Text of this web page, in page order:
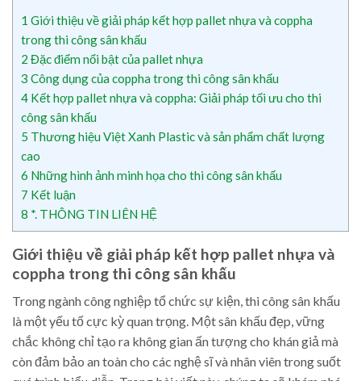
1 Giới thiệu về giải pháp kết hợp pallet nhựa và coppha
trong thi công sân khấu
2 Đặc điểm nổi bật của pallet nhựa
3 Công dụng của coppha trong thi công sân khấu
4 Kết hợp pallet nhựa và coppha: Giải pháp tối ưu cho thi
công sân khấu
5 Thương hiệu Việt Xanh Plastic và sản phẩm chất lượng
cao
6 Những hình ảnh minh họa cho thi công sân khấu
7 Kết luận
8 *. THÔNG TIN LIÊN HỆ
Giới thiệu về giải pháp kết hợp pallet nhựa và
coppha trong thi công sân khấu
Trong ngành công nghiệp tổ chức sự kiện, thi công sân khấu
là một yếu tố cực kỳ quan trọng. Một sân khấu đẹp, vững
chắc không chỉ tạo ra không gian ấn tượng cho khán giả mà
còn đảm bảo an toàn cho các nghệ sĩ và nhân viên trong suốt